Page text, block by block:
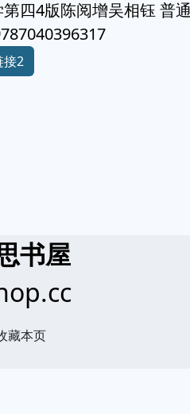
四4版陈阅增吴相钰 普
接2
书屋
藏本页